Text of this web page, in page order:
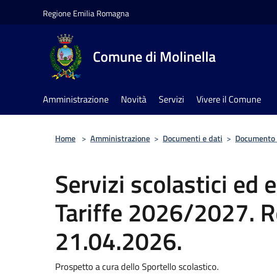
Regione Emilia Romagna
Comune di Molinella
Amministrazione Novità Servizi Vivere il Comune
Home > Amministrazione > Documenti e dati >
Servizi scolastici ed
Tariffe 2026/2027.
21.04.2026.
Prospetto a cura dello Sportello scolastico.